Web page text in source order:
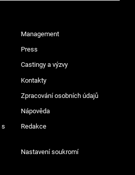
Management
Press
Castingy a výzvy
Kontakty
Zpracování osobních údajů
Nápověda
s
Redakce
Nastavení soukromí